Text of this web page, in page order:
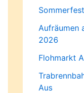
Aufräumen
2026
Flohmarkt
Aus